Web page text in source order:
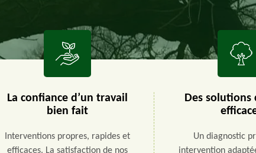
La confiance d’un travail
bien fait
Interventions propres, rapides et
efficaces. La satisfaction de nos
Des solutions
Un diagnostic
intervention